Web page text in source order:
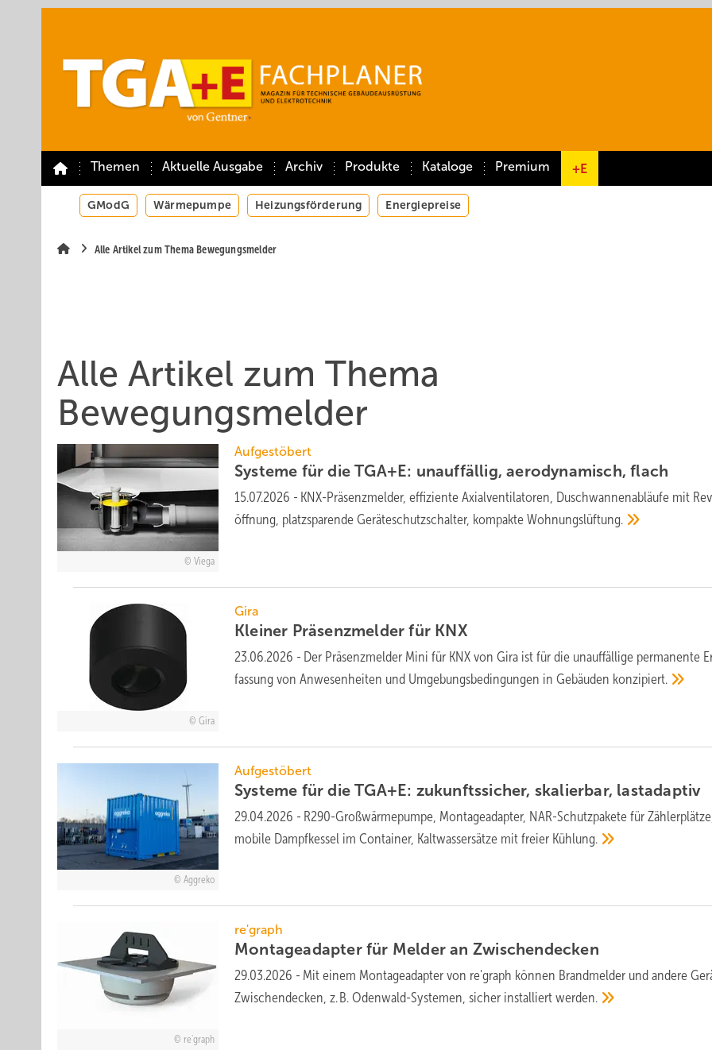
Themen Aktuelle Ausgabe Archiv Produkte Kataloge Premium +E
GModG Wärmepumpe Heizungsförderung Energiepreise
Alle Artikel zum Thema Bewegungsmelder
Alle Artikel zum Thema
Bewegungsmelder
Viega
Aufgestöbert
Systeme für die TGA+E: un­auf­fäl­lig, ae­ro­dy­na­misch,flach
15.07.2026 - KNX-Präsenz­mel­der, effi­zien­te Axial­ven­ti­la­toren, Dusch­wannen­ab­läufe mit
öff­nung, platz­spa­ren­de Geräte­schutz­schal­ter, kom­pak­teWohnungs­lüftung.
Gira
Gira
Kleiner Präsenzmelder für KNX
23.06.2026 - Der Präsenz­melder Mini für KNX von Gira ist für die un­auf­fällige per­ma­nen­te
fassung von An­wesen­hei­ten und Umgebungsbe­din­gun­gen in Ge­bäu­den konzi­piert.
Aggreko
Aufgestöbert
Systeme für die TGA+E: zu­kunfts­si­cher, ska­lier­bar, last­ad­ap­tiv
29.04.2026 - R290-Großwärmepumpe, Montageadapter, NAR-Schutzpakete für Zählerplätze,
mobile Dampfkessel im Container, Kaltwassersätze mit freier Kühlung.
re'graph
re'graph
Montageadapter für Melder an Zwischendecken
29.03.2026 - Mit einem Montageadapter von re'graph können Brand­melder und andere
Zwischen­decken, z. B. Oden­wald-Sys­temen, sicher instal­liertwerden.